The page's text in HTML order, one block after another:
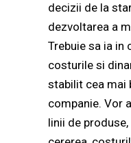
decizii de la
dezvoltarea a
Trebuie sa ia in
costurile si
stabilit cea mai
companie. Vor
linii de